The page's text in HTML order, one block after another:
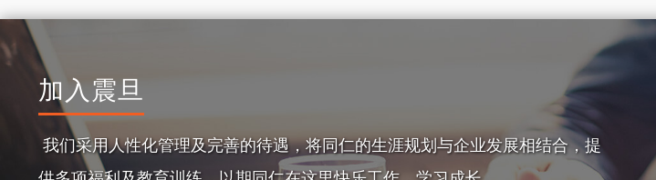
加入震旦
我们采用人性化管理及完善的待遇，将同仁的生涯规划与企业发展相结合，提